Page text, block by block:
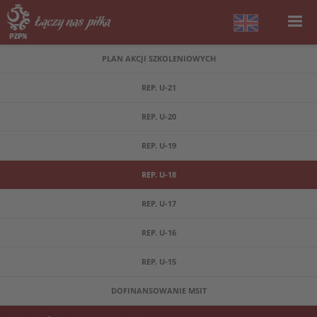
PLAN AKCJI SZKOLENIOWYCH
REP. U-21
REP. U-20
REP. U-19
REP. U-18
REP. U-17
REP. U-16
REP. U-15
DOFINANSOWANIE MSIT